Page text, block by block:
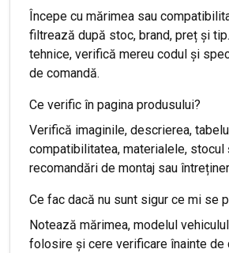
Începe cu mărimea sau
filtrează după stoc, brand, preț și
tehnice, verifică mereu codul și
de comandă.
Ce verific în pagina produsului?
Verifică imaginile, descrierea,
compatibilitatea, materialele, stocul
recomandări de montaj sau
Ce fac dacă nu sunt sigur ce mi se
Notează mărimea, modelul
folosire și cere verificare înainte de